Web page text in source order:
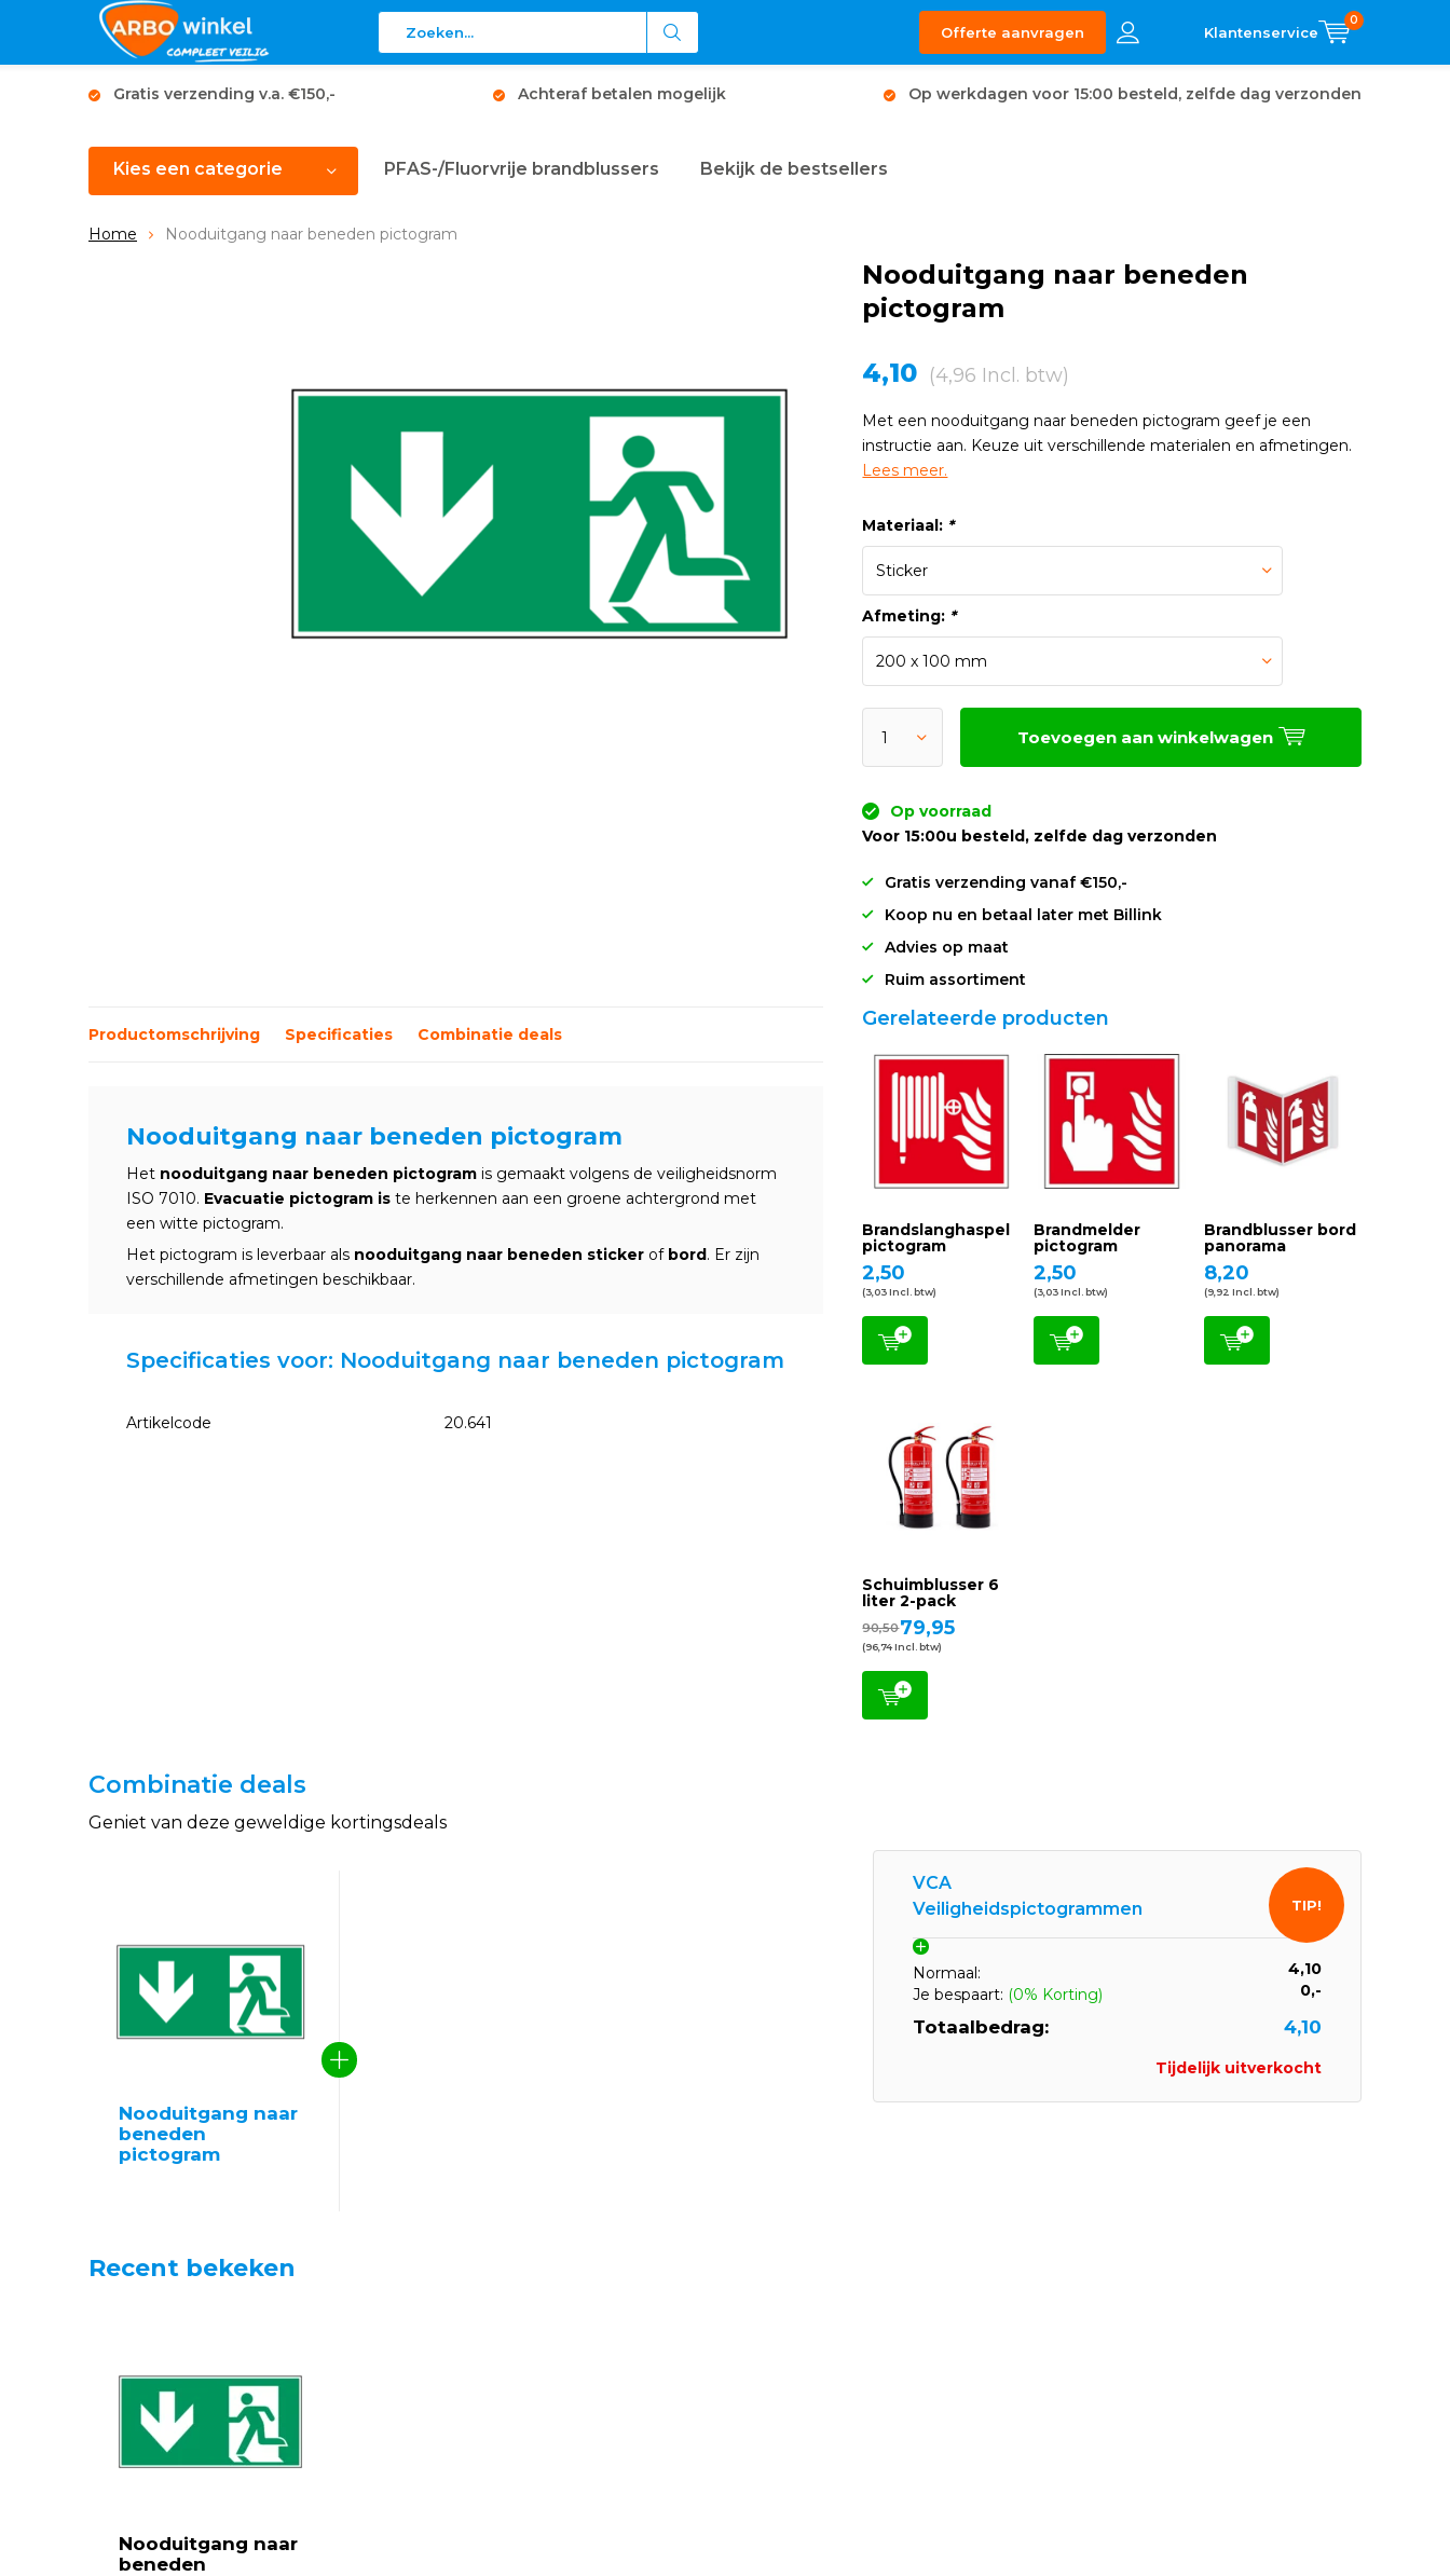
Offerte aanvragen
0
Gratis verzending v.a. €150,- Achteraf betalen mogelijk Op werkdagen voor 15:00 besteld, zelfde dag verzonden
Kies een categorie PFAS-/Fluorvrije brandblussers Bekijk de bestsellers
Home Nooduitgang naar beneden pictogram
Nooduitgang naar beneden
pictogram
4,10 (4,96 Incl. btw)
Met een nooduitgang naar beneden pictogram geef je een
instructie aan. Keuze uit verschillende materialen en afmetingen.
Lees meer.
Materiaal: *
Afmeting: *
Toevoegen aan winkelwagen
Op voorraad
Voor 15:00u besteld, zelfde dag verzonden
Gratis verzending vanaf €150,-
Koop nu en betaal later met Billink
Advies op maat
Ruim assortiment
Productomschrijving Specificaties Combinatie deals
Nooduitgang naar beneden pictogram
Het nooduitgang naar beneden pictogram is gemaakt volgens de veiligheidsnorm
ISO 7010. Evacuatie pictogram is te herkennen aan een groene achtergrond met
een witte pictogram.
Het pictogram is leverbaar als nooduitgang naar beneden sticker ofbord. Er zijn
verschillende afmetingen beschikbaar.
Specificaties voor: Nooduitgang naar beneden pictogram
Artikelcode 20.641
Gerelateerde producten
Brandslanghaspel
pictogram
2,50
(3,03 Incl. btw)
Brandmelder
pictogram
2,50
(3,03 Incl. btw)
Brandblusser bord
panorama
8,20
(9,92 Incl. btw)
Schuimblusser 6
liter 2-pack
90,5079,95
(96,74 Incl. btw)
Combinatie deals
Geniet van deze geweldige kortingsdeals
Nooduitgang naar
beneden
pictogram
VCA
Veiligheidspictogrammen
Normaal:
4,10
Je bespaart: (0% Korting) 0,-
Totaalbedrag: 4,10
TIP!
Tijdelijk uitverkocht
Recent bekeken
Nooduitgang naar
beneden